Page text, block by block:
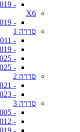
- 2019+ (G05)
X6
- 2019+ (G06)
סדרה 1
- 2004-2011 (E87)
- 2011-2019 (F20)
- 2019-2025 (F40)
- 2025+ (F70)
סדרה 2
- 2021+ (G42)
- 2023+ (M2 G87)
סדרה 3
- 1998-2005 (E46)
- 2006-2012 (E90)
- 2012-2019 (F30)